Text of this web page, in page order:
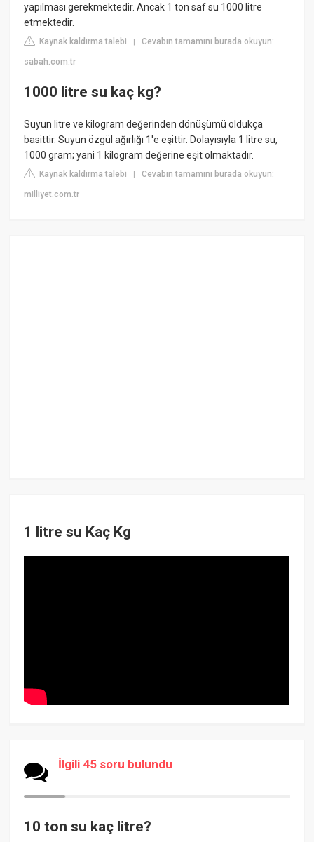
yapılması gerekmektedir. Ancak 1 ton saf su 1000 litre
etmektedir.
Kaynak kaldırma talebi |Cevabın tamamını burada okuyun:
sabah.com.tr
1000 litre su kaç kg?
Suyun litre ve kilogram değerinden dönüşümü oldukça
basittir. Suyun özgül ağırlığı 1'e eşittir. Dolayısıyla 1 litre su,
1000 gram; yani 1 kilogram değerine eşit olmaktadır.
Kaynak kaldırma talebi |Cevabın tamamını burada okuyun:
milliyet.com.tr
1 litre su Kaç Kg
İlgili 45 soru bulundu
10 ton su kaç litre?